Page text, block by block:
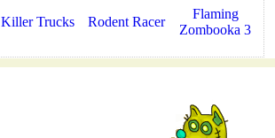
Killer Trucks Rodent Racer
Flaming
Zombooka 3